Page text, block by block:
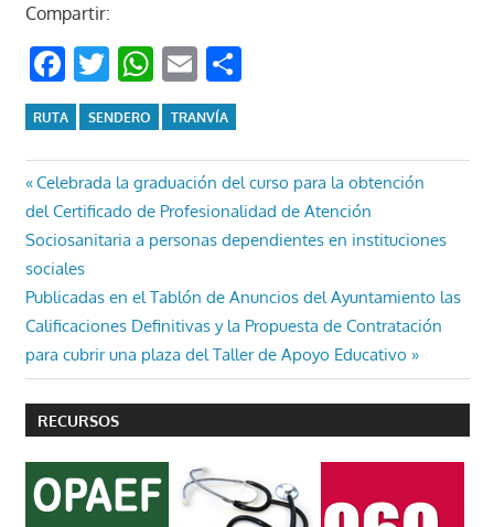
Compartir:
Facebook
Twitter
WhatsApp
EmailCompartir
RUTA SENDERO TRANVÍA
Navegación
de
entradas
Entrada
anterior:
Celebrada la graduación del curso para la obtención
del Certificado de Profesionalidad de Atención
Sociosanitaria a personas dependientes en instituciones
sociales
Entrada
siguiente:
Publicadas en el Tablón de Anuncios del Ayuntamiento las
Calificaciones Definitivas y la Propuesta de Contratación
para cubrir una plaza del Taller de Apoyo Educativo
RECURSOS